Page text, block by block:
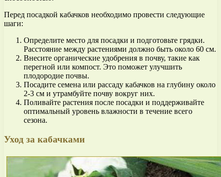
Перед посадкой кабачков необходимо провести следующие
шаги:
Определите место для посадки и подготовьте грядки.
Расстояние между растениями должно быть около 60 см.
Внесите органические удобрения в почву, такие как
перегной или компост. Это поможет улучшить
плодородие почвы.
Посадите семена или рассаду кабачков на глубину около
2-3 см и утрамбуйте почву вокруг них.
Поливайте растения после посадки и поддерживайте
оптимальный уровень влажности в течение всего
сезона.
Уход за кабачками